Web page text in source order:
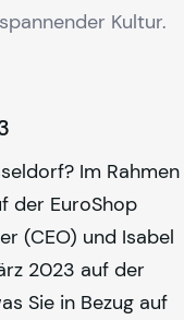
Kultur.
Im Rahmen
der EuroShop
(CEO) und Isabel
2023 auf der
Sie in Bezug auf